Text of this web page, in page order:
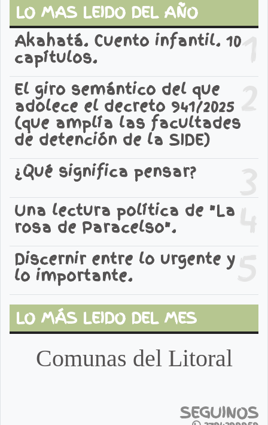
LO MAS LEIDO DEL AÑO
1
Akahatá. Cuento infantil. 10
capítulos.
2
El giro semántico del que
adolece el decreto 941/2025
(que amplía las facultades
de detención de la SIDE)
3
¿Qué significa pensar?
4
Una lectura política de "La
rosa de Paracelso".
5
Discernir entre lo urgente y
lo importante.
LO MÁS LEIDO DEL MES
Comunas del Litoral
SEGUINOS